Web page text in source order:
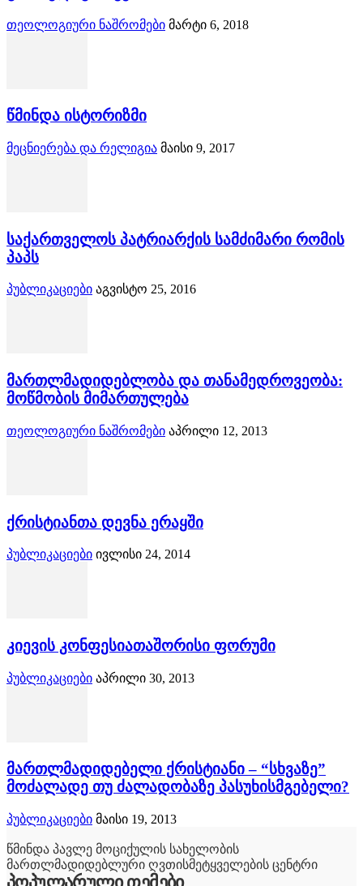
თეოლოგიური ნაშრომები მარტი 6, 2018
წმინდა ისტორიზმი
მეცნიერება და რელიგია მაისი 9, 2017
საქართველოს პატრიარქის სამძიმარი რომის
პაპს
პუბლიკაციები აგვისტო 25, 2016
მართლმადიდებლობა და თანამედროვეობა:
მოწმობის მიმართულება
თეოლოგიური ნაშრომები აპრილი 12, 2013
ქრისტიანთა დევნა ერაყში
პუბლიკაციები ივლისი 24, 2014
კიევის კონფესიათაშორისი ფორუმი
პუბლიკაციები აპრილი 30, 2013
მართლმადიდებელი ქრისტიანი – “სხვაზე”
მოძალადე თუ ძალადობაზე პასუხისმგებელი?
პუბლიკაციები მაისი 19, 2013
წმინდა პავლე მოციქულის სახელობის
მართლმადიდებლური ღვთისმეტყველების ცენტრი